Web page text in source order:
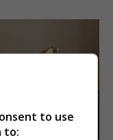
to use
to: